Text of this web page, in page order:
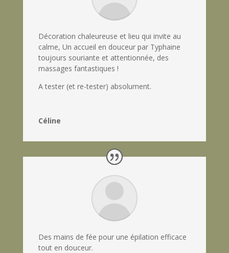
Décoration chaleureuse et lieu qui invite au
calme, Un accueil en douceur par Typhaine
toujours souriante et attentionnée, des
massages fantastiques !
A tester (et re-tester) absolument.
Céline
Des mains de fée pour une épilation efficace
tout en douceur.